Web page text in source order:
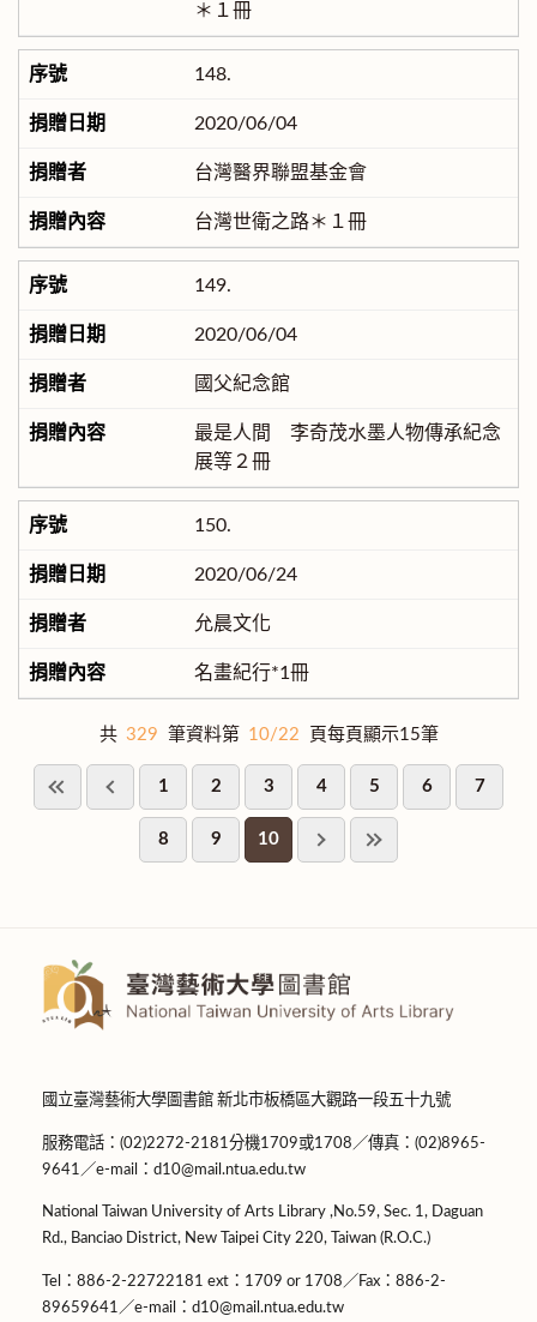
＊１冊
148.
2020/06/04
台灣醫界聯盟基金會
台灣世衛之路＊１冊
149.
2020/06/04
國父紀念館
最是人間 李奇茂水墨人物傳承紀念
展等２冊
150.
2020/06/24
允晨文化
名畫紀行*1冊
共 329 筆資料第 10/22 頁每頁顯示15筆
1 2 3 4 5 6 7
8 9 10
國立臺灣藝術大學圖書館 新北市板橋區大觀路一段五十九號
服務電話：(02)2272-2181分機1709或1708／傳真：(02)8965-
9641／e-mail：d10@mail.ntua.edu.tw
National Taiwan University of Arts Library ,No.59, Sec. 1, Daguan
Rd., Banciao District, New Taipei City 220, Taiwan (R.O.C.)
Tel：886-2-22722181 ext：1709 or 1708／Fax：886-2-
89659641／e-mail：d10@mail.ntua.edu.tw